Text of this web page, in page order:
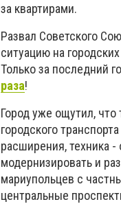
за квартирами.
Развал Советского
ситуацию на
Только за последний
раза!
Город уже ощутил,
городского
расширения, техника
модернизировать и
мариупольцев с
центральные